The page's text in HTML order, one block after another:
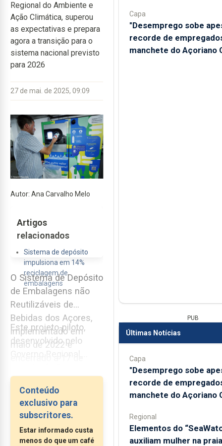
Regional do Ambiente e
Ação Climática, superou
as expectativas e prepara
agora a transição para o
sistema nacional previsto
para 2026
27 de mai. de 2025, 09:09
Autor: Ana Carvalho Melo
Artigos
relacionados
Sistema de depósito
impulsiona em 14%
reciclagem de
embalagens
O Sistema de Depósito
de Embalagens não
Reutilizáveis de
Bebidas dos Açores,
implementado em
maio de 2022 e
permitiu a recolha e
reciclagem de mais de
20 milhões de
embalagens, com a
atribuição de cerca de
Este projeto-piloto,
desenvolvido pelo
Conteúdo
exclusivo para
subscritores.
Estar informado custa
menos do que um café
Capa
"Desemprego sobe
recorde de
manchete do Açoriano
PUB
Últimas Notícias
Capa
"Desemprego sobe
recorde de
manchete do Açoriano
Regional
​Elementos do
auxiliam mulher na